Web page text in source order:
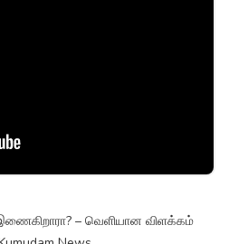
– வெளியான விளக்கம்